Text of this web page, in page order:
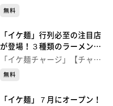
ジ！】
無料
「イケ麺」行列必至の注目店
が登場！３種類のラーメンに
自家製麺 【らーめん喰櫓
「イケ麺チャージ」【チャー
ジ！】
無料
「イケ麺」７月にオープン！